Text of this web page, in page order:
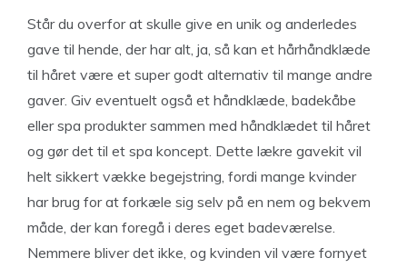
Står du overfor at skulle give en unik og anderledes
gave til hende, der har alt, ja, så kan et hårhåndklæde
til håret være et super godt alternativ til mange andre
gaver. Giv eventuelt også et håndklæde, badekåbe
eller spa produkter sammen med håndklædet til håret
og gør det til et spa koncept. Dette lækre gavekit vil
helt sikkert vække begejstring, fordi mange kvinder
har brug for at forkæle sig selv på en nem og bekvem
måde, der kan foregå i deres eget badeværelse.
Nemmere bliver det ikke, og kvinden vil være fornyet